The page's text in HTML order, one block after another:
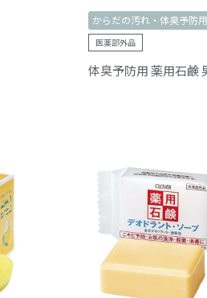
からだの汚れ・体臭予防用
医薬部外品
体臭予防用 薬用石鹸